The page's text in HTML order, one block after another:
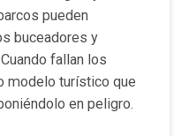
pueden
buceadores y
fallan los
modelo turístico que
en peligro.